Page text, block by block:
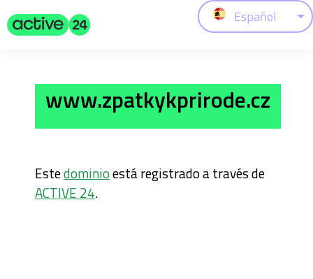
Espaňol
www.zpatkykprirode.cz
Estedominioestá registrado a través de
ACTIVE 24.